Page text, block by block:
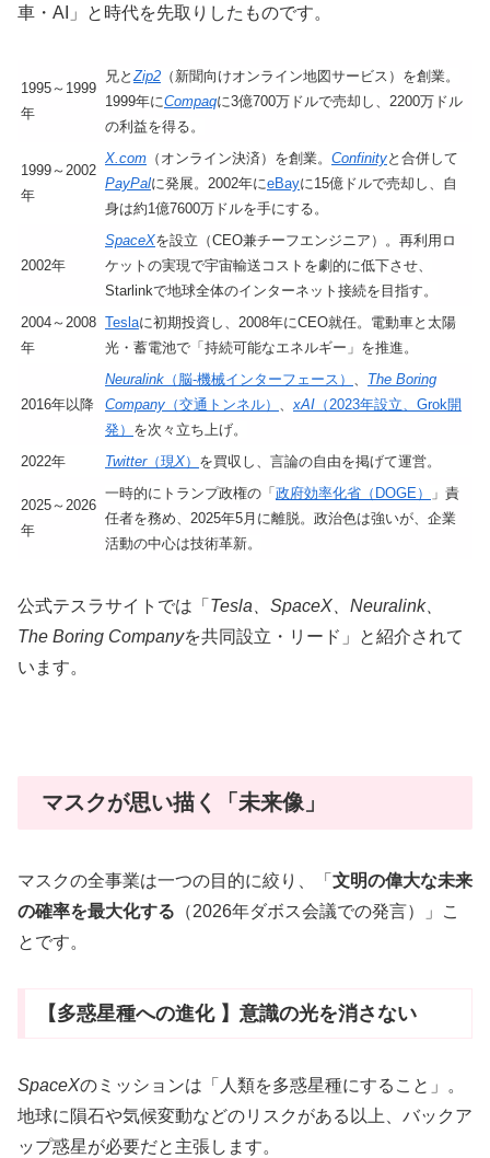
車・AI」と時代を先取りしたものです。
1995～1999
年
兄と Zip2 （新聞向けオンライン地図サービス）を創業。
1999年にCompaqに3億700万ドルで売却し、2200万ドル
の利益を得る。
1999～2002
年
X.com （オンライン決済）を創業。 Confinityと合併して
PayPalに発展。2002年にeBayに15億ドルで売却し、自
身は約1億7600万ドルを手にする。
2002年
SpaceXを設立（CEO兼チーフエンジニア）。再利用ロ
ケットの実現で宇宙輸送コストを劇的に低下させ、
Starlinkで地球全体のインターネット接続を目指す。
2004～2008
年
Teslaに初期投資し、2008年にCEO就任。電動車と太陽
光・蓄電池で「持続可能なエネルギー」を推進。
2016年以降
Neuralink （脳-機械インターフェース）
The Boring
Company （交通トンネル） xAI （2023年設立、Grok開
発） を次々立ち上げ。
2022年
Twitter（現X） を買収し、言論の自由を掲げて運営。
2025～2026
年
一時的にトランプ政権の「 政府効率化省（DOGE）
」責
任者を務め、2025年5月に離脱。政治色は強いが、企業
活動の中心は技術革新。
公式テスラサイトでは「 Tesla、SpaceX、Neuralink、
The Boring Companyを共同設立・リード」と紹介されて
います。
マスクが思い描く「未来像」
マスクの全事業は一つの目的に絞り、「 文明の偉大な未来
の確率を最大化する （2026年ダボス会議での発言）」こ
とです。
【多惑星種への進化 】意識の光を消さない
SpaceXのミッションは「人類を多惑星種にすること」。
地球に隕石や気候変動などのリスクがある以上、バックア
ップ惑星が必要だと主張します。